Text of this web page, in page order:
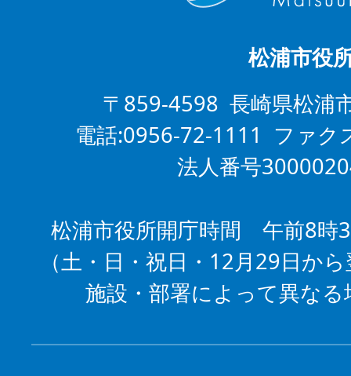
松浦市役
〒859-4598 長崎県松浦
電話:0956-72-1111 ファ
法人番号
松浦市役所開庁時間 午前8時
（土・日・祝日・12月29日か
施設・部署によって異な